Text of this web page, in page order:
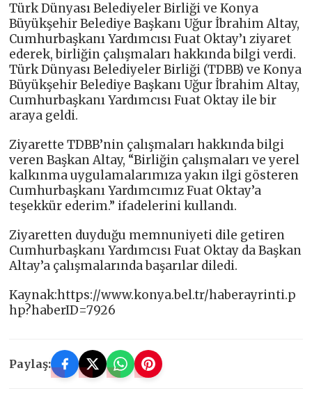
Türk Dünyası Belediyeler Birliği ve Konya
Büyükşehir Belediye Başkanı Uğur İbrahim Altay,
Cumhurbaşkanı Yardımcısı Fuat Oktay’ı ziyaret
ederek, birliğin çalışmaları hakkında bilgi verdi.
Türk Dünyası Belediyeler Birliği (TDBB) ve Konya
Büyükşehir Belediye Başkanı Uğur İbrahim Altay,
Cumhurbaşkanı Yardımcısı Fuat Oktay ile bir
araya geldi.
Ziyarette TDBB’nin çalışmaları hakkında bilgi
veren Başkan Altay, “Birliğin çalışmaları ve yerel
kalkınma uygulamalarımıza yakın ilgi gösteren
Cumhurbaşkanı Yardımcımız Fuat Oktay’a
teşekkür ederim.” ifadelerini kullandı.
Ziyaretten duyduğu memnuniyeti dile getiren
Cumhurbaşkanı Yardımcısı Fuat Oktay da Başkan
Altay’a çalışmalarında başarılar diledi.
Kaynak:https://www.konya.bel.tr/haberayrinti.p
hp?haberID=7926
Paylaş: